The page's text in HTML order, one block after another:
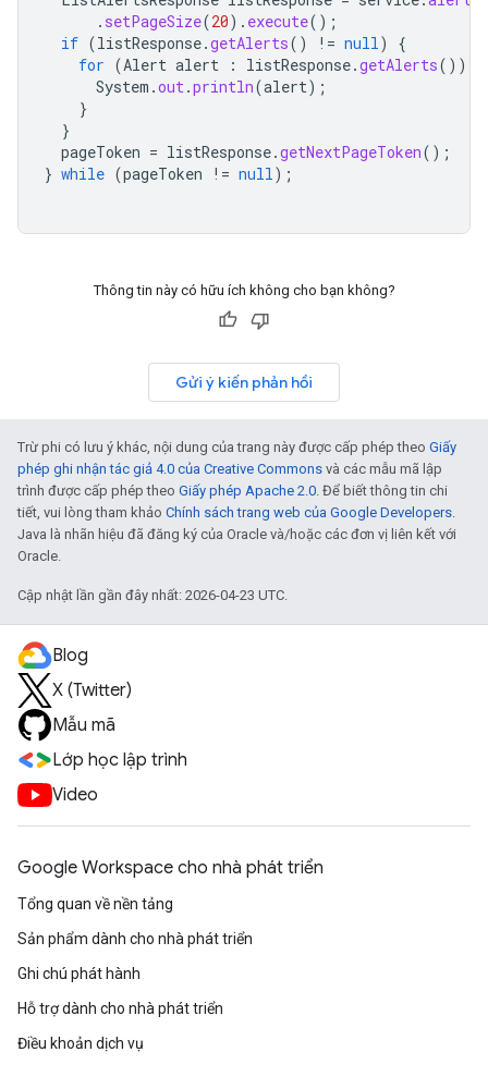
. setPageSize(20). execute();
if (listResponse.getAlerts() != null)
{
for (Alert alert : listResponse.getAlerts())
System .out.println(alert);
}
}
pageToken = listResponse.getNextPageToken();
} while (pageToken != null);
Thông tin này có hữu ích không cho bạn không?
Gửi ý kiến phản hồi
Trừ phi có lưu ý khác, nội dung của trang này được cấp phép theo Giấy
phép ghi nhận tác giả 4.0 của Creative Commons và các mẫu mã lập
trình được cấp phép theo Giấy phép Apache 2.0. Để biết thông tin chi
tiết, vui lòng tham khảo Chính sách trang web của Google Developers.
Java là nhãn hiệu đã đăng ký của Oracle và/hoặc các đơn vị liên kết với
Oracle.
Cập nhật lần gần đây nhất: 2026-04-23 UTC.
Blog
X (Twitter)
Mẫu mã
Lớp học lập trình
Video
Google Workspace cho nhà phát triển
Tổng quan về nền tảng
Sản phẩm dành cho nhà phát triển
Ghi chú phát hành
Hỗ trợ dành cho nhà phát triển
Điều khoản dịch vụ